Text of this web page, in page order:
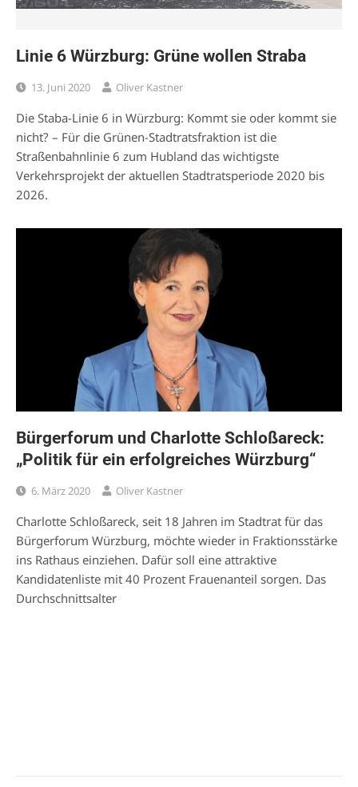
Linie 6 Würzburg: Grüne wollen Straba
13. Juni 2020 Oliver Kastner
Die Staba-Linie 6 in Würzburg: Kommt sie oder kommt sie
nicht? – Für die Grünen-Stadtratsfraktion ist die
Straßenbahnlinie 6 zum Hubland das wichtigste
Verkehrsprojekt der aktuellen Stadtratsperiode 2020 bis
2026.
Bürgerforum und Charlotte Schloßareck:
„Politik für ein erfolgreiches Würzburg“
6. März 2020 Oliver Kastner
Charlotte Schloßareck, seit 18 Jahren im Stadtrat für das
Bürgerforum Würzburg, möchte wieder in Fraktionsstärke
ins Rathaus einziehen. Dafür soll eine attraktive
Kandidatenliste mit 40 Prozent Frauenanteil sorgen. Das
Durchschnittsalter